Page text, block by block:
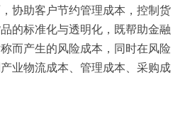
协助客户节约管理成本，控制货
的标准化与透明化，既帮助金融
而产生的风险成本，同时在风险
业物流成本、管理成本、采购成